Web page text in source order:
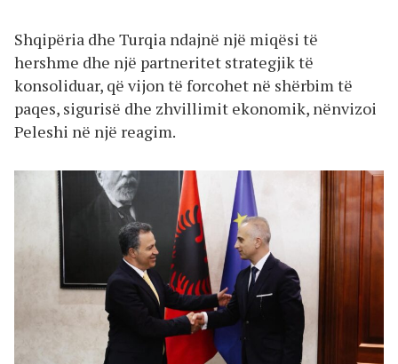
Shqipëria dhe Turqia ndajnë një miqësi të
hershme dhe një partneritet strategjik të
konsoliduar, që vijon të forcohet në shërbim të
paqes, sigurisë dhe zhvillimit ekonomik, nënvizoi
Peleshi në një reagim.